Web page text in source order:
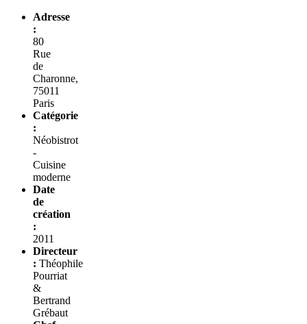
Adresse
:
80
Rue
de
Charonne,
75011
Paris
Catégorie
:
Néobistrot
-
Cuisine
moderne
Date
de
création
:
2011
Directeur
: Théophile
Pourriat
&
Bertrand
Grébaut